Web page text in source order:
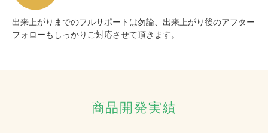
出来上がりまでのフルサポートは勿論、出来上がり後のアフター
フォローもしっかりご対応させて頂きます。
商品開発実績